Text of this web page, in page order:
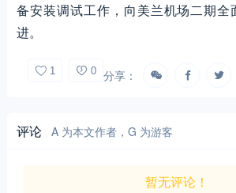
备安装调试工作，向美兰机场二期全
进。
1 0 分享：
评论 A 为本文作者，G 为游客
暂无评论！